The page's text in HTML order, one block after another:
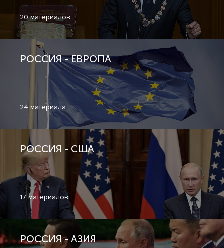
20 материалов
РОССИЯ - ЕВРОПА
24 материала
РОССИЯ - США
17 материалов
РОССИЯ - АЗИЯ